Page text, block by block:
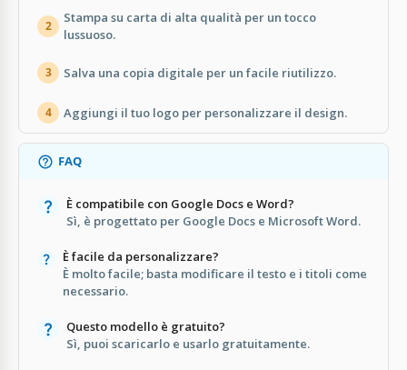
2
Stampa su carta di alta qualità per un tocco
lussuoso.
3 Salva una copia digitale per un facile riutilizzo.
4 Aggiungi il tuo logo per personalizzare il design.
FAQ
È compatibile con Google Docs e Word?
Sì, è progettato per Google Docs e Microsoft Word.
È facile da personalizzare?
È molto facile; basta modificare il testo e i titoli come
necessario.
Questo modello è gratuito?
Sì, puoi scaricarlo e usarlo gratuitamente.